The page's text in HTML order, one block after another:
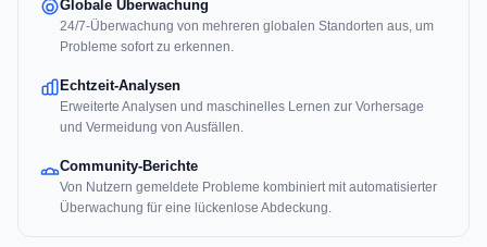
Globale Überwachung
24/7-Überwachung von mehreren globalen Standorten aus, um
Probleme sofort zu erkennen.
Echtzeit-Analysen
Erweiterte Analysen und maschinelles Lernen zur Vorhersage
und Vermeidung von Ausfällen.
Community-Berichte
Von Nutzern gemeldete Probleme kombiniert mit automatisierter
Überwachung für eine lückenlose Abdeckung.